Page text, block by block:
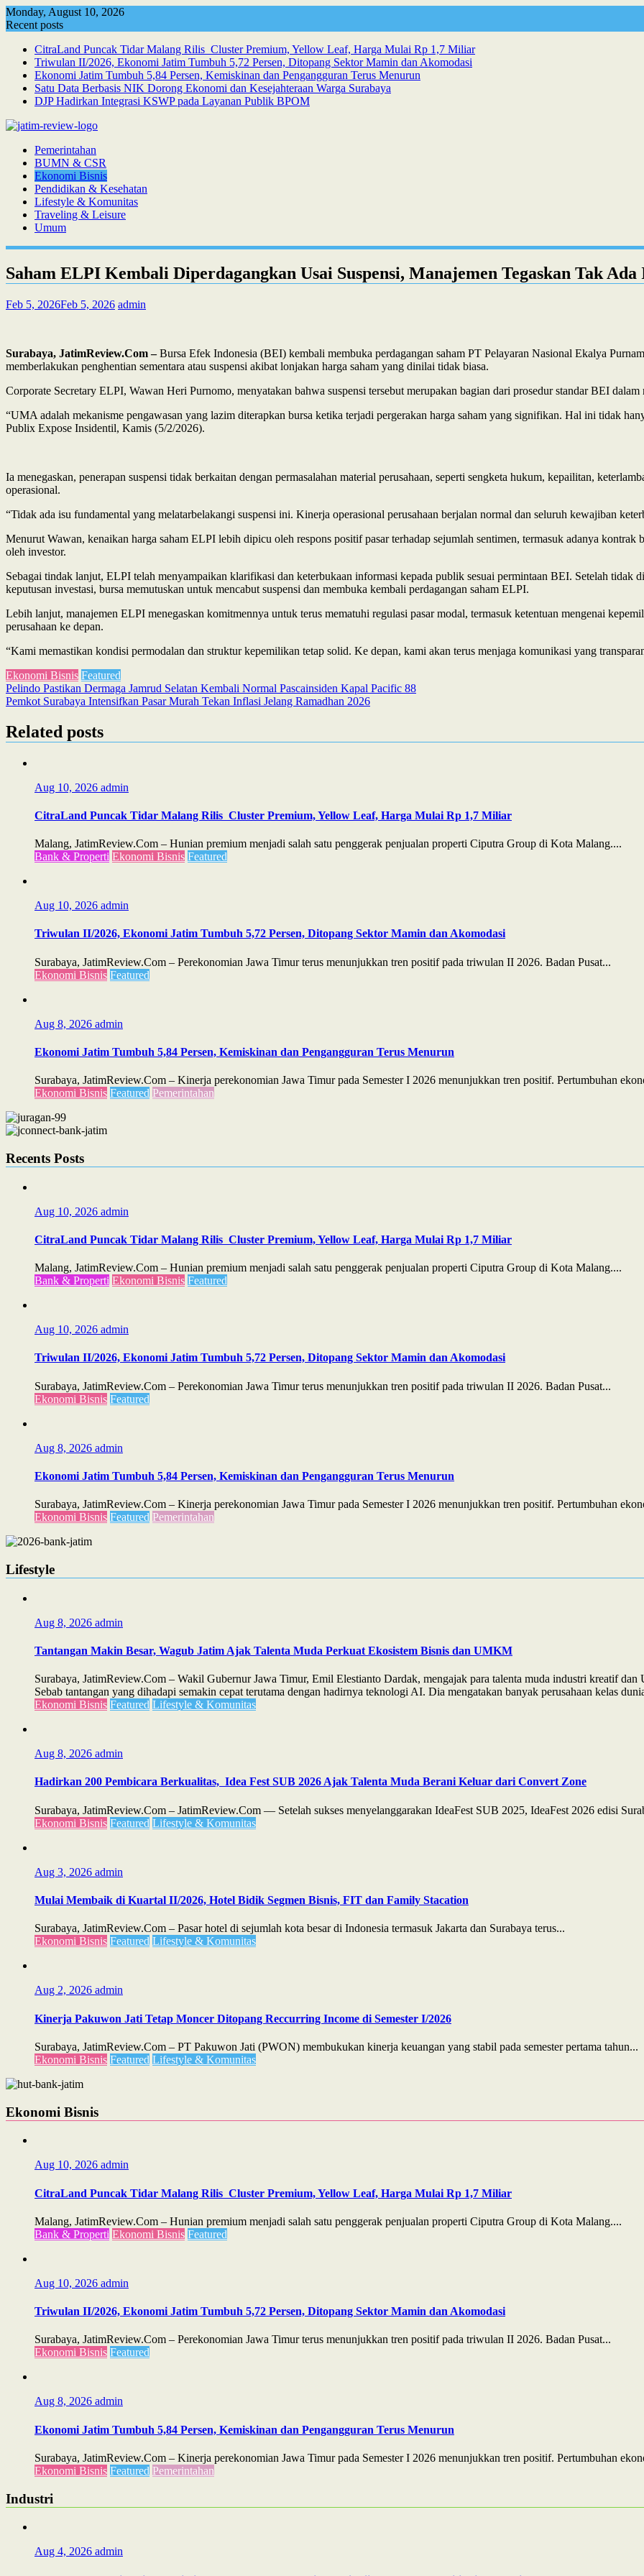
Skip
to
Monday, August 10, 2026
Recent posts
CitraLand Puncak Tidar Malang Rilis Cluster Premium, Yellow Leaf, Harga Mulai Rp 1,7 Miliar
Triwulan II/2026, Ekonomi Jatim Tumbuh 5,72 Persen, Ditopang Sektor Mamin dan Akomodasi
Ekonomi Jatim Tumbuh 5,84 Persen, Kemiskinan dan Pengangguran Terus Menurun
Satu Data Berbasis NIK Dorong Ekonomi dan Kesejahteraan Warga Surabaya
DJP Hadirkan Integrasi KSWP pada Layanan Publik BPOM
Pemerintahan
BUMN & CSR
Ekonomi Bisnis
Pendidikan & Kesehatan
Lifestyle & Komunitas
Traveling & Leisure
Umum
Saham ELPI Kembali Diperdagangkan Usai Suspensi, Manajemen Tegaskan Tak Ada
Feb 5, 2026Feb 5, 2026 admin
Surabaya, JatimReview.Com –Bursa Efek Indonesia (BEI) kembali membuka perdagangan saham PT Pelayaran Nasional Ekalya
memberlakukan penghentian sementara atau suspensi akibat lonjakan harga saham yang dinilai tidak biasa.
Corporate Secretary ELPI, Wawan Heri Purnomo, menyatakan bahwa suspensi tersebut merupakan bagian dari prosedur standar BEI dalam
“UMA adalah mekanisme pengawasan yang lazim diterapkan bursa ketika terjadi pergerakan harga saham yang signifikan. Hal ini tidak
Publix Expose Insidentil, Kamis (5/2/2026).
Ia menegaskan, penerapan suspensi tidak berkaitan dengan permasalahan material perusahaan, seperti sengketa hukum, kepailitan,
operasional.
“Tidak ada isu fundamental yang melatarbelakangi suspensi ini. Kinerja operasional perusahaan berjalan normal dan seluruh kewajiban
Menurut Wawan, kenaikan harga saham ELPI lebih dipicu oleh respons positif pasar terhadap sejumlah sentimen, termasuk adanya
oleh investor.
Sebagai tindak lanjut, ELPI telah menyampaikan klarifikasi dan keterbukaan informasi kepada publik sesuai permintaan BEI. Setelah tidak
keputusan investasi, bursa memutuskan untuk mencabut suspensi dan membuka kembali perdagangan saham ELPI.
Lebih lanjut, manajemen ELPI menegaskan komitmennya untuk terus mematuhi regulasi pasar modal, termasuk ketentuan mengenai
perusahaan ke depan.
“Kami memastikan kondisi permodalan dan struktur kepemilikan tetap solid. Ke depan, kami akan terus menjaga komunikasi yang
Ekonomi Bisnis Featured
Post
navigation
Pelindo Pastikan Dermaga Jamrud Selatan Kembali Normal Pascainsiden Kapal Pacific 88
Pemkot Surabaya Intensifkan Pasar Murah Tekan Inflasi Jelang Ramadhan 2026
Related posts
Aug 10, 2026 admin
CitraLand Puncak Tidar Malang Rilis Cluster Premium, Yellow Leaf, Harga Mulai Rp 1,7 Miliar
Malang, JatimReview.Com – Hunian premium menjadi salah satu penggerak penjualan properti Ciputra Group di Kota Malang....
Bank & Properti Ekonomi Bisnis Featured
Aug 10, 2026 admin
Triwulan II/2026, Ekonomi Jatim Tumbuh 5,72 Persen, Ditopang Sektor Mamin dan Akomodasi
Surabaya, JatimReview.Com – Perekonomian Jawa Timur terus menunjukkan tren positif pada triwulan II 2026. Badan Pusat...
Ekonomi Bisnis Featured
Aug 8, 2026 admin
Ekonomi Jatim Tumbuh 5,84 Persen, Kemiskinan dan Pengangguran Terus Menurun
Surabaya, JatimReview.Com – Kinerja perekonomian Jawa Timur pada Semester I 2026 menunjukkan tren positif. Pertumbuhan
Ekonomi Bisnis Featured Pemerintahan
Recents Posts
Aug 10, 2026 admin
CitraLand Puncak Tidar Malang Rilis Cluster Premium, Yellow Leaf, Harga Mulai Rp 1,7 Miliar
Malang, JatimReview.Com – Hunian premium menjadi salah satu penggerak penjualan properti Ciputra Group di Kota Malang....
Bank & Properti Ekonomi Bisnis Featured
Aug 10, 2026 admin
Triwulan II/2026, Ekonomi Jatim Tumbuh 5,72 Persen, Ditopang Sektor Mamin dan Akomodasi
Surabaya, JatimReview.Com – Perekonomian Jawa Timur terus menunjukkan tren positif pada triwulan II 2026. Badan Pusat...
Ekonomi Bisnis Featured
Aug 8, 2026 admin
Ekonomi Jatim Tumbuh 5,84 Persen, Kemiskinan dan Pengangguran Terus Menurun
Surabaya, JatimReview.Com – Kinerja perekonomian Jawa Timur pada Semester I 2026 menunjukkan tren positif. Pertumbuhan
Ekonomi Bisnis Featured Pemerintahan
Lifestyle
Aug 8, 2026 admin
Tantangan Makin Besar, Wagub Jatim Ajak Talenta Muda Perkuat Ekosistem Bisnis dan UMKM
Surabaya, JatimReview.Com – Wakil Gubernur Jawa Timur, Emil Elestianto Dardak, mengajak para talenta muda industri kreatif
Sebab tantangan yang dihadapi semakin cepat terutama dengan hadirnya teknologi AI. Dia mengatakan banyak perusahaan kelas
Ekonomi Bisnis Featured Lifestyle & Komunitas
Aug 8, 2026 admin
Hadirkan 200 Pembicara Berkualitas, Idea Fest SUB 2026 Ajak Talenta Muda Berani Keluar dari Convert Zone
Surabaya, JatimReview.Com – JatimReview.Com — Setelah sukses menyelanggarakan IdeaFest SUB 2025, IdeaFest 2026 edisi
Ekonomi Bisnis Featured Lifestyle & Komunitas
Aug 3, 2026 admin
Mulai Membaik di Kuartal II/2026, Hotel Bidik Segmen Bisnis, FIT dan Family Stacation
Surabaya, JatimReview.Com – Pasar hotel di sejumlah kota besar di Indonesia termasuk Jakarta dan Surabaya terus...
Ekonomi Bisnis Featured Lifestyle & Komunitas
Aug 2, 2026 admin
Kinerja Pakuwon Jati Tetap Moncer Ditopang Reccurring Income di Semester I/2026
Surabaya, JatimReview.Com – PT Pakuwon Jati (PWON) membukukan kinerja keuangan yang stabil pada semester pertama tahun...
Ekonomi Bisnis Featured Lifestyle & Komunitas
Ekonomi Bisnis
Aug 10, 2026 admin
CitraLand Puncak Tidar Malang Rilis Cluster Premium, Yellow Leaf, Harga Mulai Rp 1,7 Miliar
Malang, JatimReview.Com – Hunian premium menjadi salah satu penggerak penjualan properti Ciputra Group di Kota Malang....
Bank & Properti Ekonomi Bisnis Featured
Aug 10, 2026 admin
Triwulan II/2026, Ekonomi Jatim Tumbuh 5,72 Persen, Ditopang Sektor Mamin dan Akomodasi
Surabaya, JatimReview.Com – Perekonomian Jawa Timur terus menunjukkan tren positif pada triwulan II 2026. Badan Pusat...
Ekonomi Bisnis Featured
Aug 8, 2026 admin
Ekonomi Jatim Tumbuh 5,84 Persen, Kemiskinan dan Pengangguran Terus Menurun
Surabaya, JatimReview.Com – Kinerja perekonomian Jawa Timur pada Semester I 2026 menunjukkan tren positif. Pertumbuhan
Ekonomi Bisnis Featured Pemerintahan
Industri
Aug 4, 2026 admin